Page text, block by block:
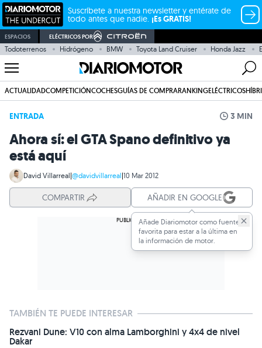
Suscríbete a nuestra newsletter y entérate de
todo antes que nadie. ¡Es GRATIS!
ESPACIOS ELÉCTRICOS POR
Todoterrenos Hidrógeno BMW Toyota Land Cruiser Honda Jazz
ACTUALIDADCOMPETICIÓNCOCHESGUÍAS DE COMPRARANKINGELÉCTRICOS
ENTRADA 3 MIN
Ahora sí: el GTA Spano definitivo ya
está aquí
David Villarreal|@davidvillarreal|10 Mar 2012
COMPARTIR AÑADIR EN GOOGLE
Añade Diariomotor como fuente
favorita para estar a la última en
la información de motor.
TAMBIÉN TE PUEDE INTERESAR
Rezvani Dune: V10 con alma Lamborghini y 4x4 de nivel
Dakar